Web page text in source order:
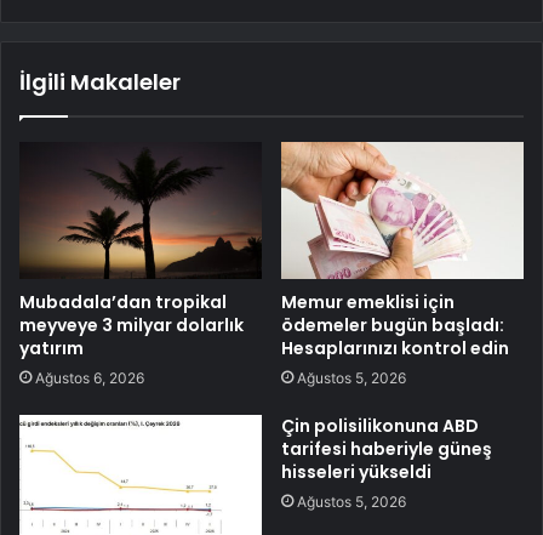
İlgili Makaleler
Mubadala’dan tropikal
meyveye 3 milyar dolarlık
yatırım
Ağustos 6, 2026
Memur emeklisi için
ödemeler bugün başladı:
Hesaplarınızı kontrol edin
Ağustos 5, 2026
Çin polisilikonuna ABD
tarifesi haberiyle güneş
hisseleri yükseldi
Ağustos 5, 2026